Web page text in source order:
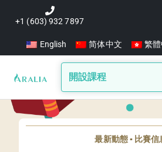
要
+1 (603) 932 7897
English 简体中文 繁
開設課程
最新動態 ▪️ 比賽信